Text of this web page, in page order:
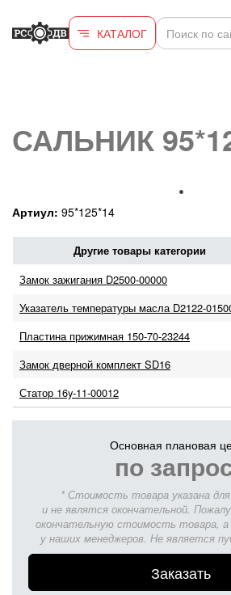
КАТАЛОГ
САЛЬНИК
Артиул: 95*125*14
Другие товары категории
Замок зажигания D2500-00000
Указатель температуры масла D2122-
Пластина прижимная 150-70-23244
Замок дверной комплект SD16
Статор 16y-11-00012
Основная плановая
по
* Стоимость товара указана
и не являтся окончательной.
окончательную стоимость товара, а
у наших менеджеров. Не является
Заказать